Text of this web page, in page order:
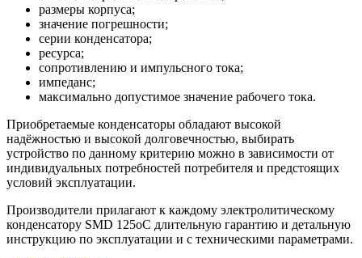
размеры корпуса;
значение погрешности;
серии конденсатора;
ресурса;
сопротивлению и импульсного тока;
импеданс;
максимально допустимое значение рабочего тока.
Приобретаемые конденсаторы обладают высокой
надёжностью и высокой долговечностью, выбирать
устройство по данному критерию можно в зависимости от
индивидуальных потребностей потребителя и предстоящих
условий эксплуатации.
Производители прилагают к каждому электролитическому
конденсатору SMD 125оС длительную гарантию и детальную
инструкцию по эксплуатации и с техническими параметрами.